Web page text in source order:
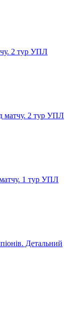
2 тур УПЛ
матчу. 2 тур УПЛ
1 тур УПЛ
Детальний